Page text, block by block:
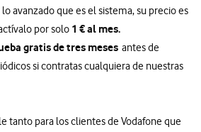
avanzado que es el sistema, su precio es
por solo 1 € al mes.
gratis de tres meses antes de
si contratas cualquiera de nuestras
tanto para los clientes de Vodafone que